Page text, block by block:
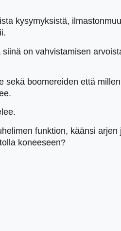
kysymyksistä,
on vahvistamisen
boomereiden että
funktion, käänsi
koneeseen?